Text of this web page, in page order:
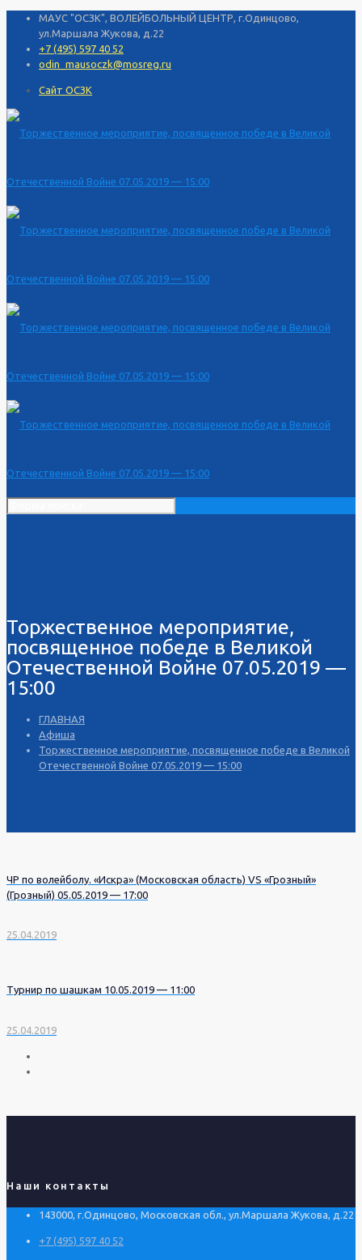
МАУС "ОСЗК", ВОЛЕЙБОЛЬНЫЙ ЦЕНТР, г.Одинцово,
ул.Маршала Жукова, д.22
+7 (495) 597 40 52
odin_mausoczk@mosreg.ru
Сайт ОСЗК
Торжественное мероприятие,
посвященное победе в Великой
Отечественной Войне 07.05.2019 —
15:00
ГЛАВНАЯ
Афиша
Торжественное мероприятие, посвященное победе в Великой
Отечественной Войне 07.05.2019 — 15:00
ЧР по волейболу. «Искра» (Московская область) VS «Грозный»
(Грозный) 05.05.2019 — 17:00
25.04.2019
Турнир по шашкам 10.05.2019 — 11:00
25.04.2019
Наши контакты
143000, г.Одинцово, Московская обл., ул.Маршала Жукова, д.22
+7 (495) 597 40 52